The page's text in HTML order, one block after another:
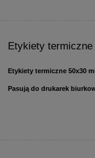
Etykiety
Etykiety termiczne 50x30
Pasują do drukarek